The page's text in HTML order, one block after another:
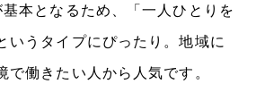
本となるため、「一人ひとりを
いうタイプにぴったり。地域に
で働きたい人から人気です。